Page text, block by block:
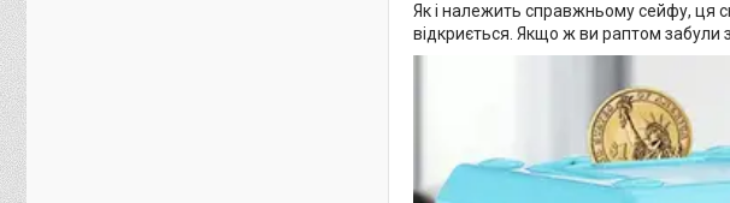
Як і належить справжньому сейфу, ця
відкриється. Якщо ж ви раптом забули